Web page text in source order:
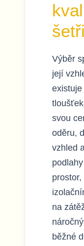
Výběr
její
svou
oděru,
vzhled
na
běžné